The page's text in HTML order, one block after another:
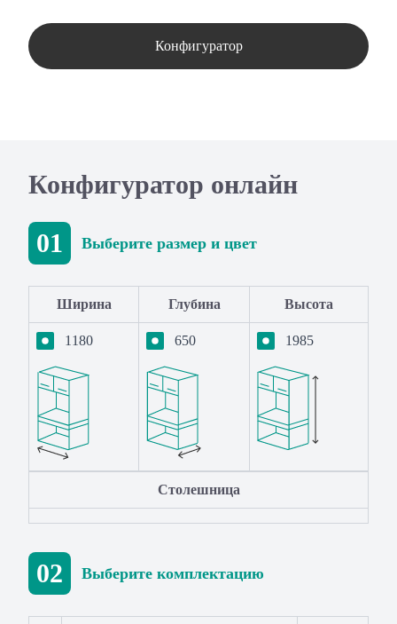
Конфигуратор
Конфигуратор онлайн
01 Выберите размер и цвет
Ширина Глубина Высота
1180 650 1985
Столешница
02 Выберите комплектацию